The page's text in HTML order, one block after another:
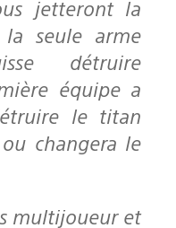
jetteront la
la seule arme
détruire
équipe a
le titan
changera le